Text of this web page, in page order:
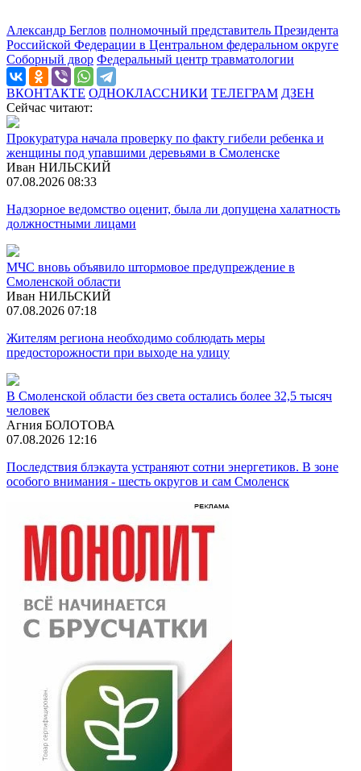
Александр Беглов полномочный представитель Президента
Российской Федерации в Центральном федеральном округе
Соборный двор Федеральный центр травматологии
ВКОНТАКТЕ ОДНОКЛАССНИКИ ТЕЛЕГРАМ ДЗЕН
Сейчас читают:
Прокуратура начала проверку по факту гибели ребенка и
женщины под упавшими деревьями в Смоленске
Иван НИЛЬСКИЙ
07.08.2026 08:33
Надзорное ведомство оценит, была ли допущена халатность
должностными лицами
МЧС вновь объявило штормовое предупреждение в
Смоленской области
Иван НИЛЬСКИЙ
07.08.2026 07:18
Жителям региона необходимо соблюдать меры
предосторожности при выходе на улицу
В Смоленской области без света остались более 32,5 тысяч
человек
Агния БОЛОТОВА
07.08.2026 12:16
Последствия блэкаута устраняют сотни энергетиков. В зоне
особого внимания - шесть округов и сам Смоленск